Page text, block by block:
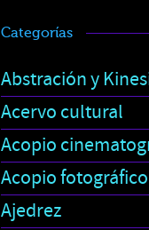
Categorías
Abstración y
Acervo cultural
Acopio
Acopio fotográfico
Ajedrez